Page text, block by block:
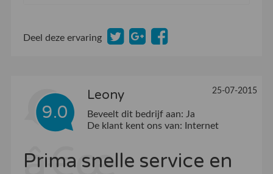
Deel deze ervaring
9.0
Leony 25-07-2015
Beveelt dit bedrijf aan: Ja
De klant kent ons van:
Internet
Prima snelle service en